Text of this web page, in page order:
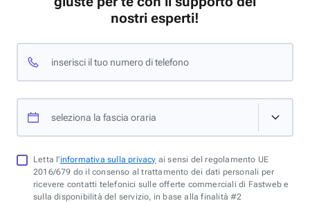
nostri esperti!
inserisci il tuo numero di telefono
seleziona la fascia oraria
Letta l'informativa sulla privacy ai sensi del regolamento UE
2016/679 do il consenso al trattamento dei dati personali per
ricevere contatti telefonici sulle offerte commerciali di Fastweb e
sulla disponibilità del servizio, in base alla finalità #2